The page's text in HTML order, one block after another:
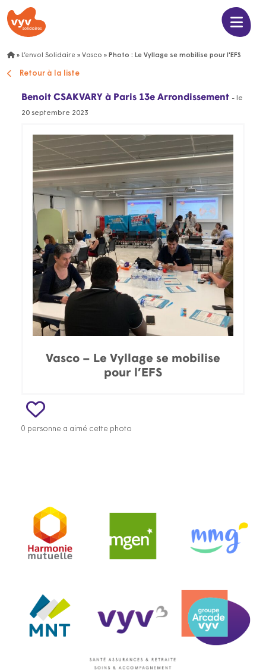
» L’envol Solidaire » Vasco » Photo : Le Vyllage se mobilise pour l'EFS
Retour à la liste
Benoit CSAKVARYà Paris 13e Arrondissement - le
20 septembre 2023
Vasco – Le Vyllage se mobilise
pour l’EFS
0 personne a aimé cette photo